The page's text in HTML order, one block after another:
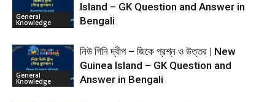
General
Knowledge
Island – GK Question and Answer in
Bengali
General
Knowledge
নিউ গিনি দ্বীপ – জিকে প্রশ্ন ও উত্তর | New
Guinea Island – GK Question and
Answer in Bengali